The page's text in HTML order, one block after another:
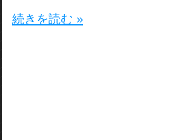
続きを読む »